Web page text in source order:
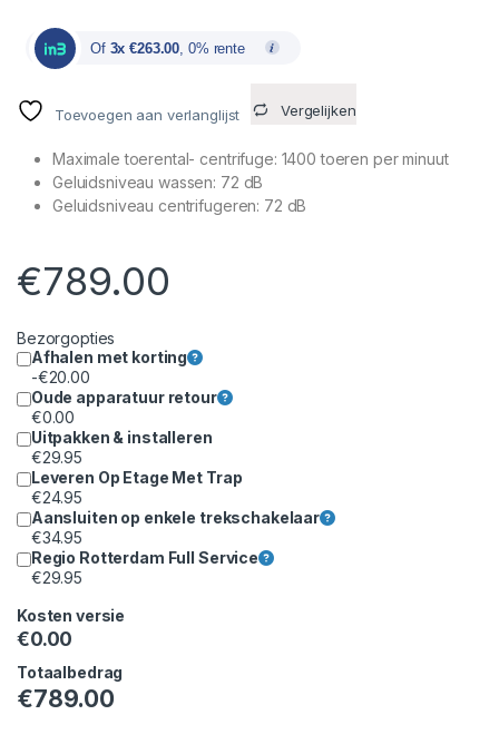
Of 3x €263.00, 0% rente
Toevoegen aan verlanglijst Vergelijken
Maximale toerental- centrifuge: 1400 toeren per minuut
Geluidsniveau wassen: 72 dB
Geluidsniveau centrifugeren: 72 dB
€789.00
Bezorgopties
Afhalen met korting
-€20.00
Oude apparatuur retour
€0.00
Uitpakken & installeren
€29.95
Leveren Op Etage Met Trap
€24.95
Aansluiten op enkele trekschakelaar
€34.95
Regio Rotterdam Full Service
€29.95
Kosten versie
€0.00
Totaalbedrag
€789.00